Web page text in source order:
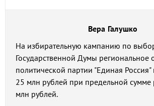
Вера Галушко
На избирательную кампанию по
Государственной Думы региональное
политической партии "Единая Россия"
25 млн рублей при предельной
млн рублей.